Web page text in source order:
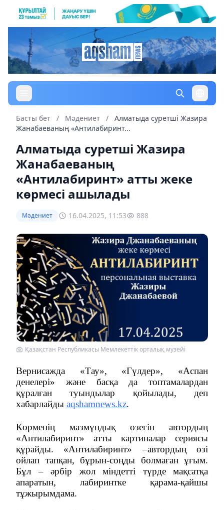
Басты бет / Мәдениет /
Алматыда суретші Жазира
Жанабаеваның «Антилабиринт...
Алматыда суретші Жазира
Жанабаеваның
«Антилабиринт» атты жеке
көрмесі ашылады
Мәдениет 16.04.2025, 11:53 888
Қазақстан Республикасы Мемлекеттік орталық музейі
Вернисажда «Тау», «Гүлдер», «Аспан
денелері» және басқа да топтамалардан
құралған туындылар қойылады, деп
хабарлайды aqshamnews.kz.
Көрменің мазмұндық өзегін автордың
«Антилабиринт» атты картиналар сериясы
құрайды. «Антилабиринт» –автордың өзі
ойлап тапқан, бұрын-соңды болмаған ұғым.
Бұл – әрбір жол міндетті түрде мақсатқа
апаратын, лабиринтке қарама-қайшы
тұжырымдама.